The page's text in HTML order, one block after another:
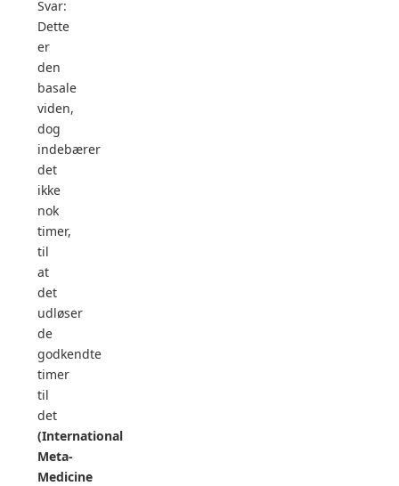
Svar:
Dette
er
den
basale
viden,
dog
indebærer
det
ikke
nok
timer,
til
at
det
udløser
de
godkendte
timer
til
det
(International
Meta-
Medicine